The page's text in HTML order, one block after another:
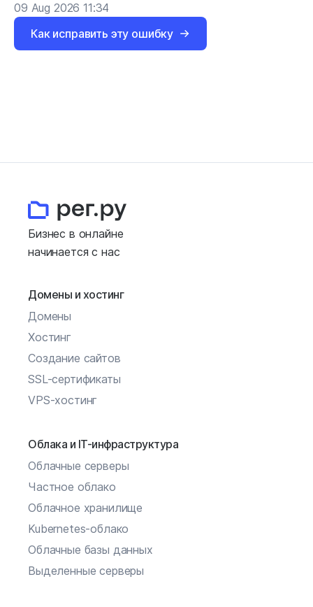
09 Aug 2026 11:34
Как исправить эту ошибку
Бизнес в онлайне
начинается с нас
Домены и хостинг
Домены
Хостинг
Создание сайтов
SSL-сертификаты
VPS-хостинг
Облака и IT-инфраструктура
Облачные серверы
Частное облако
Облачное хранилище
Kubernetes-облако
Облачные базы данных
Выделенные серверы